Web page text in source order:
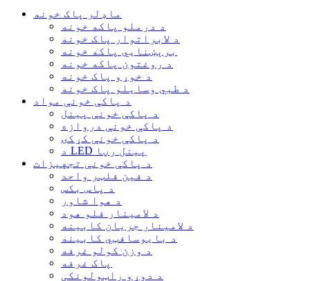
ماډلر پاک خونه
د درملو پاکه خونه
د لابراتوار پاک خونه
برېښنايي پاکه خونه
د روغتون پاکه خونه
د خوړو پاک خونه
د طبي وسایلو پاک خونه
د پاکې خونې مواد
د پاکې خونې پینل
د پاکې خونې دروازه
د پاکې خونې کړکۍ
د LED پینل رڼا
د پاکې خونې تجهیزات
د فین فلټر واحد
د پاس بکس
د هوا شاور
د لامینار فلو هود
د لامینار جریان کابینه
د بایوسافټي کابینه
د وزن کولو غرفه
پاک غرفه
د دوړو راټولونکی